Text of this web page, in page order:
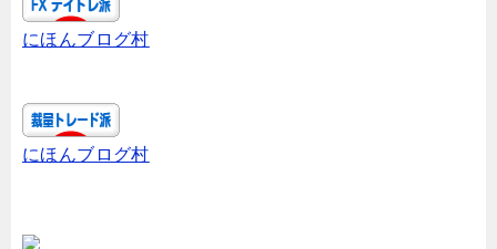
にほんブログ村
にほんブログ村